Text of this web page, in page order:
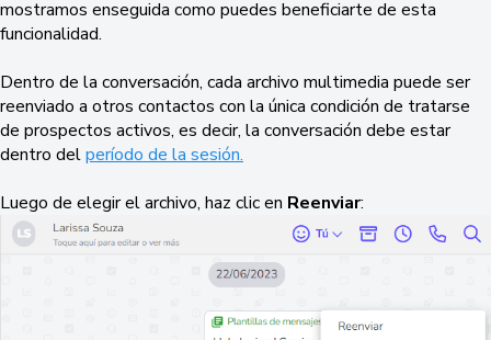
mostramos enseguida como puedes beneficiarte de esta
funcionalidad.
Dentro de la conversación, cada archivo multimedia puede ser
reenviado a otros contactos con la única condición de tratarse
de prospectos activos, es decir, la conversación debe estar
dentro delperíodo de la sesión.
Luego de elegir el archivo, haz clic en Reenviar: